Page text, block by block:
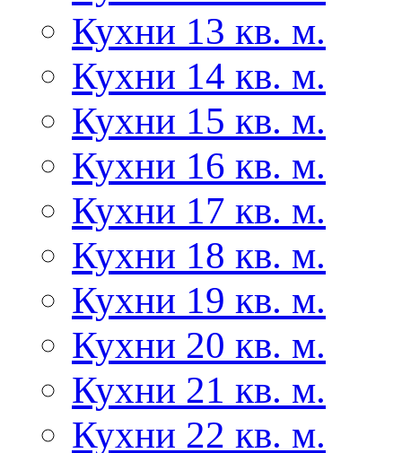
Кухни 13 кв. м.
Кухни 14 кв. м.
Кухни 15 кв. м.
Кухни 16 кв. м.
Кухни 17 кв. м.
Кухни 18 кв. м.
Кухни 19 кв. м.
Кухни 20 кв. м.
Кухни 21 кв. м.
Кухни 22 кв. м.